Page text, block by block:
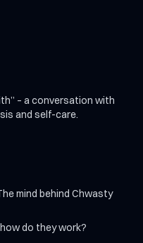
– a conversation with
and self-care.
mind behind Chwasty
do they work?